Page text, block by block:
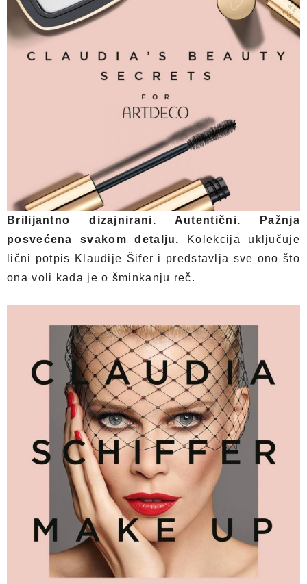
Brilijantno dizajnirani. Autentični. Pažnja
posvećena svakom detalju.
Kolekcija uključuje
lični potpis Klaudije Šifer i predstavlja sve ono što
ona voli kada je o šminkanju reč.